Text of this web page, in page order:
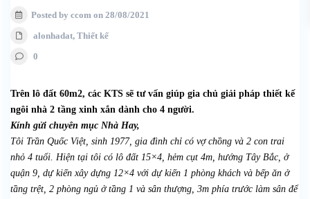
Posted by ccom on 28/08/2021
alonhadat, Thiết kế
0
Trên lô đất 60m2, các KTS sẽ tư vấn giúp gia chủ giải pháp thiết kế
ngôi nhà 2 tầng xinh xắn dành cho 4 người.
Kính gửi chuyên mục Nhà Hay,
Tôi Trần Quốc Việt, sinh 1977, gia đình chỉ có vợ chồng và 2 con trai
nhỏ 4 tuổi. Hiện tại tôi có lô đất 15×4, hẻm cụt 4m, hướng Tây Bắc, ở
quận 9, dự kiến xây dựng 12×4 với dự kiến 1 phòng khách và bếp ăn ở
tầng trệt, 2 phòng ngủ ở tầng 1 và sân thượng, 3m phía trước làm sân để